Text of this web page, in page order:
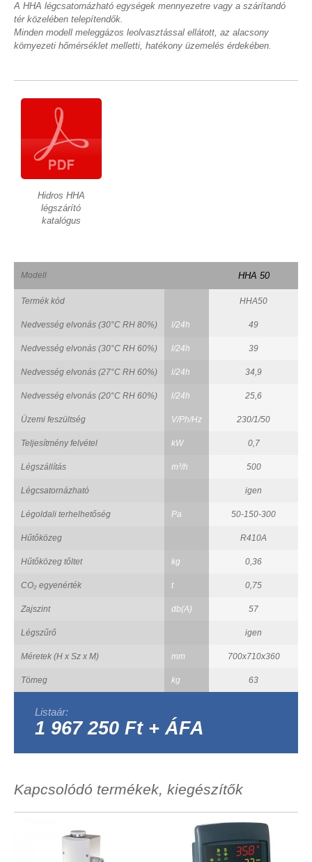
A HHA légcsatornázható egységek mennyezetre vagy a szárítandó
tér közelében telepítendők.
Minden modell meleggázos leolvasztással ellátott, az alacsony
környezeti hőmérséklet melletti, hatékony üzemelés érdekében.
Hidros HHA
légszárító
katalógus
Modell HHA 50
Termék kód HHA50
Nedvesség elvonás (30°C RH 80%) l/24h 49
Nedvesség elvonás (30°C RH 60%) l/24h 39
Nedvesség elvonás (27°C RH 60%) l/24h 34,9
Nedvesség elvonás (20°C RH 60%) l/24h 25,6
Üzemi feszültség V/Ph/Hz 230/1/50
Teljesítmény felvétel kW 0,7
Légszállítás m³/h 500
Légcsatornázható igen
Légoldali terhelhetőség Pa 50-150-300
Hűtőközeg R410A
Hűtőközeg tőltet kg 0,36
CO₂ egyenérték t 0,75
Zajszint db(A) 57
Légszűrő igen
Méretek (H x Sz x M) mm 700x710x360
Tömeg kg 63
Listaár:
1 967 250 Ft + ÁFA
Kapcsolódó termékek, kiegészítők